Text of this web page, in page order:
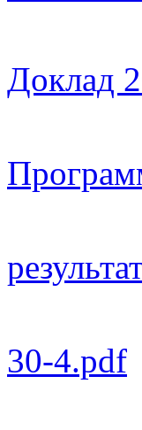
Доклад
30-4.pdf